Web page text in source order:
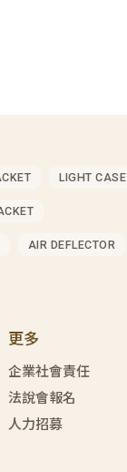
LIGHT CASE
AIR DEFLECTOR
更多
企業社會責任
法說會報名
人力招募